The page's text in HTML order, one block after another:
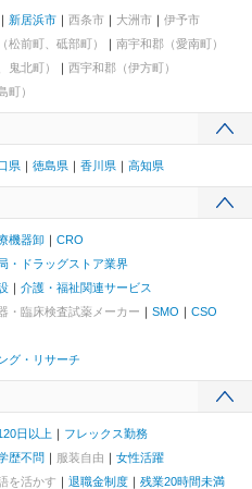
新居浜市 西条市 大洲市
伊予市
松前町、砥部町）
南宇和郡（愛南町）
鬼北町）
西宇和郡（伊方町）
町）
県 徳島県 香川県 高知県
機器卸
CRO
・ドラッグストア業界
介護・福祉関連サービス
・臨床検査試薬メーカー SMO
CSO
グ・リサーチ
日以上
フレックス勤務
歴不問 服装自由
女性活躍
を活かす 退職金制度
残業20時間未満